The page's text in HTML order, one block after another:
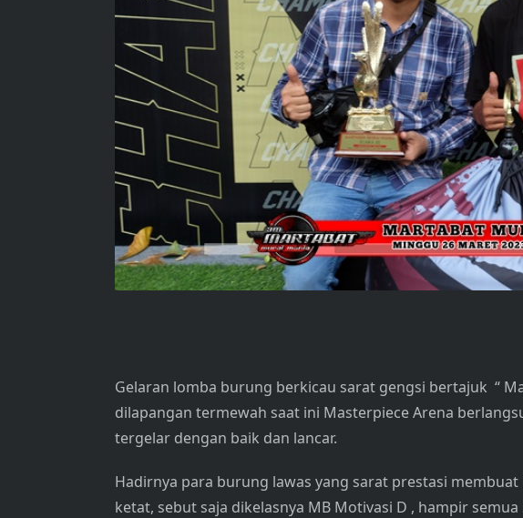
Gelaran lomba burung berkicau sarat gengsi bertajuk “
dilapangan termewah saat ini Masterpiece Arena
tergelar dengan baik dan lancar.
Hadirnya para burung lawas yang sarat prestasi
ketat, sebut saja dikelasnya MB Motivasi D , hampir